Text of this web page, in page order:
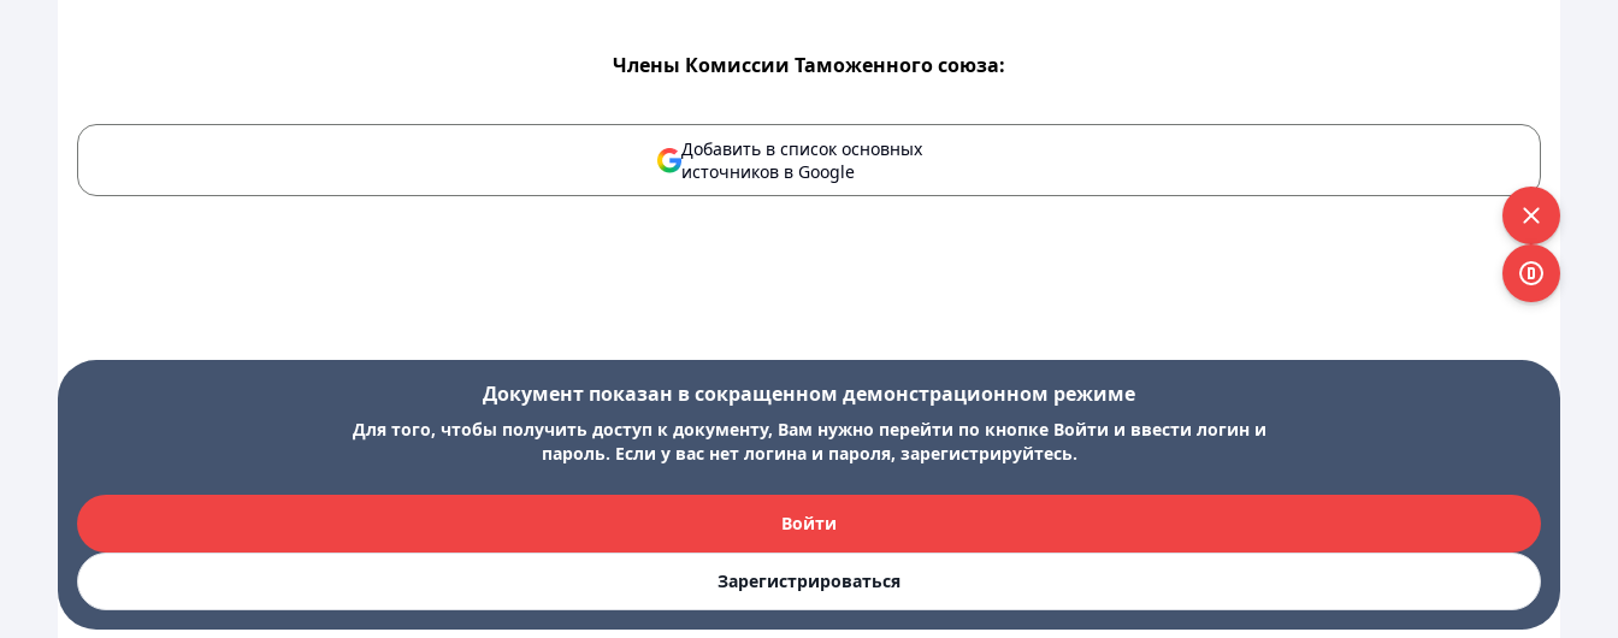
Члены Комиссии Таможенного союза:
Добавить в список основных
источников в Google
Документ показан в сокращенном демонстрационном режиме
Для того, чтобы получить доступ к документу, Вам нужно перейти по кнопке Войти и ввести логин и
пароль. Если у вас нет логина и пароля, зарегистрируйтесь.
Войти
Зарегистрироваться